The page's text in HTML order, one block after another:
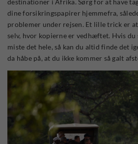
dine forsikringspapirer hjemmefra,
problemer under rejsen. Et lille trick er
selv, hvor kopierne er vedhæftet. Hvis
miste det hele, så kan du altid finde det
da håbe på, at du ikke kommer så galt